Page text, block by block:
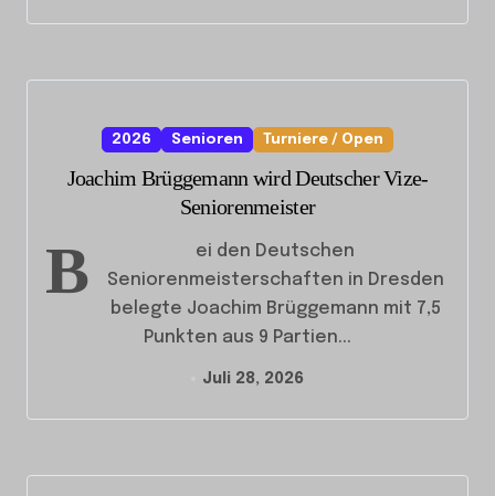
2026 Senioren Turniere / Open
Joachim Brüggemann wird Deutscher Vize-
Seniorenmeister
B
ei den Deutschen
Seniorenmeisterschaften in Dresden
belegte Joachim Brüggemann mit 7,5
Punkten aus 9 Partien...
Juli 28, 2026